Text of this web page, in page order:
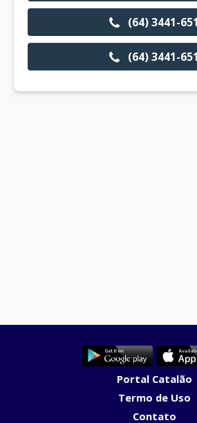
(64) 3441-
(64) 3441-
Portal Catalão
Termo de Uso
Contato